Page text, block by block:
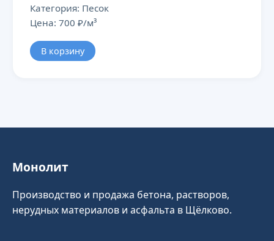
Категория: Песок
Цена: 700 ₽/м³
В корзину
Монолит
Производство и продажа бетона, растворов,
нерудных материалов и асфальта в Щёлково.